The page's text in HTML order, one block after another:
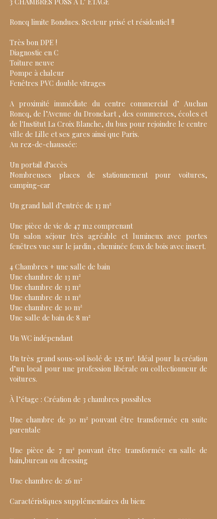
Roncq limite Bondues. Secteur prisé et résidentiel !!
Très bon DPE !
Diagnostic en C
Toiture neuve
Pompe à chaleur
Fenêtres PVC double vitrages
A proximité immédiate du centre commercial d’ Auchan
Roncq, de l’Avenue du Dronckart , des commerces, écoles et
de l'Institut La Croix Blanche, du bus pour rejoindre le centre
ville de Lille et ses gares ainsi que Paris.
Au rez-de-chaussée:
Un portail d’accès
Nombreuses places de stationnement pour voitures,
camping-car
Un grand hall d’entrée de 13 m²
Une pièce de vie de 47 m2 comprenant
Un salon séjour très agréable et lumineux avec portes
fenêtres vue sur le jardin , cheminée feux de bois avec insert.
4 Chambres + une salle de bain
Une chambre de 13 m²
Une chambre de 13 m²
Une chambre de 11 m²
Une chambre de 10 m²
Une salle de bain de 8 m²
Un WC indépendant
Un très grand sous-sol isolé de 125 m². Idéal pour la création
d’un local pour une profession libérale ou collectionneur de
voitures.
À l’étage : Création de 3 chambres possibles
Une chambre de 30 m² pouvant être transformée en suite
parentale
Une pièce de 7 m² pouvant être transformée en salle de
bain,bureau ou dressing
Une chambre de 26 m²
Caractéristiques supplémentaires du bien: